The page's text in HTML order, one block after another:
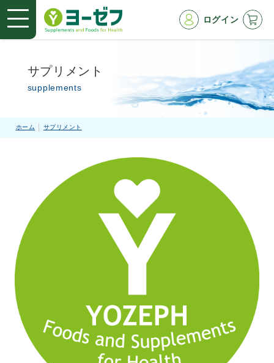
ログイン
サプリメント
supplements
ホーム サプリメント